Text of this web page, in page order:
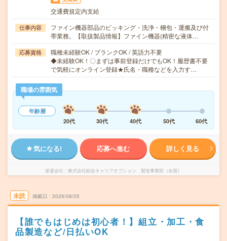
交通費規定内支給
仕事内容
ファイン機器部品のピッキング・洗浄・梱包・運搬及び付
帯業務。【取扱製品情報】ファイン機器(精密な液体…
応募資格
職種未経験OK / ブランクOK / 英語力不要
◆未経験OK！〇まずは事前登録だけでもOK！履歴書不要
で気軽にオンライン登録★氏名・職種などを入力す…
職場の雰囲気
年齢層
20代
30代 40代 50代 60代
気になる! 応募へ進む 詳しく見る
派遣会社 株式会社綜合キャリアオプション 製造事業部（全国）
未読 掲載日 2026/08/05
【誰でもはじめは初心者！】組立・加工・食
品製造など/日払いOK